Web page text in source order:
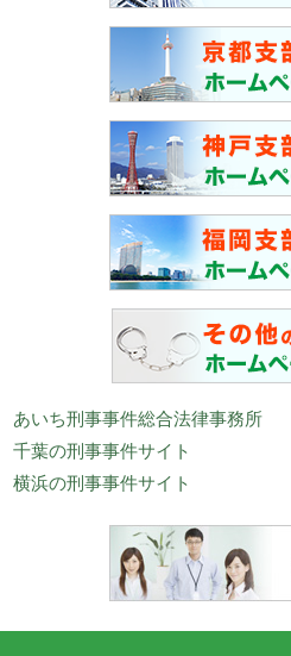
あいち刑事事件総合法律事務所
千葉の刑事事件サイト
横浜の刑事事件サイト